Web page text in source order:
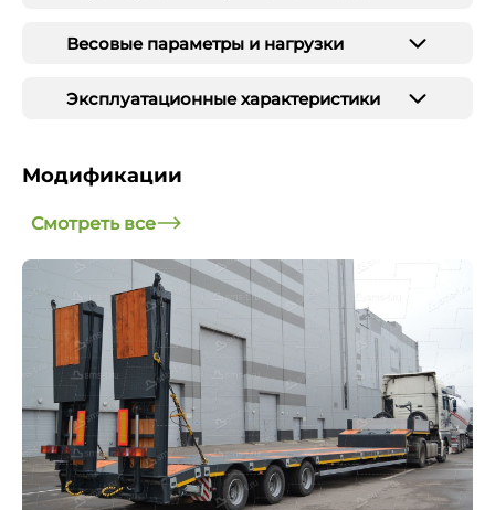
Весовые параметры и нагрузки
Эксплуатационные характеристики
Модификации
Смотреть все